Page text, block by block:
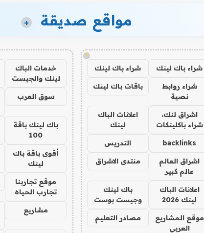
مواقع صديقة +
!
شراء باك لينك شراء باك لينك
شراء روابط
نصية
باقات باك لينك
اشراق لنك،
شراء باكلينكات
اعلانات الباك
لينك
backlinks التدريس
اشراق العالم
عالم كبير
منتدى الاشراق
اعلانات الباك
لينك 2026
باك لينك
وجيست بوست
موقع المشاريع
العربي
مصادر التعليم
خدمات الباك
لينك والجيست
سوق العرب
باك لينك باقة
100
أقوى باقة باك
لينك
موقع تجاربنا
تجارب الحياه
مشاريع